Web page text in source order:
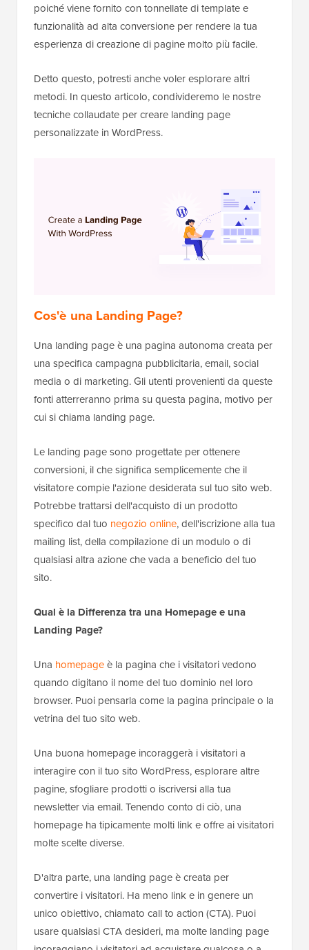
poiché viene fornito con tonnellate di template e
funzionalità ad alta conversione per rendere la tua
esperienza di creazione di pagine molto più facile.
Detto questo, potresti anche voler esplorare altri
metodi. In questo articolo, condivideremo le nostre
tecniche collaudate per creare landing page
personalizzate in WordPress.
Cos'è una Landing Page?
Una landing page è una pagina autonoma creata per
una specifica campagna pubblicitaria, email, social
media o di marketing. Gli utenti provenienti da queste
fonti atterreranno prima su questa pagina, motivo per
cui si chiama landing page.
Le landing page sono progettate per ottenere
conversioni, il che significa semplicemente che il
visitatore compie l'azione desiderata sul tuo sito web.
Potrebbe trattarsi dell'acquisto di un prodotto
specifico dal tuo negozio online, dell'iscrizione alla tua
mailing list, della compilazione di un modulo o di
qualsiasi altra azione che vada a beneficio del tuo
sito.
Qual è la Differenza tra una Homepage e una
Landing Page?
Una homepageè la pagina che i visitatori vedono
quando digitano il nome del tuo dominio nel loro
browser. Puoi pensarla come la pagina principale o la
vetrina del tuo sito web.
Una buona homepage incoraggerà i visitatori a
interagire con il tuo sito WordPress, esplorare altre
pagine, sfogliare prodotti o iscriversi alla tua
newsletter via email. Tenendo conto di ciò, una
homepage ha tipicamente molti link e offre ai visitatori
molte scelte diverse.
D'altra parte, una landing page è creata per
convertire i visitatori. Ha meno link e in genere un
unico obiettivo, chiamato call to action (CTA). Puoi
usare qualsiasi CTA desideri, ma molte landing page